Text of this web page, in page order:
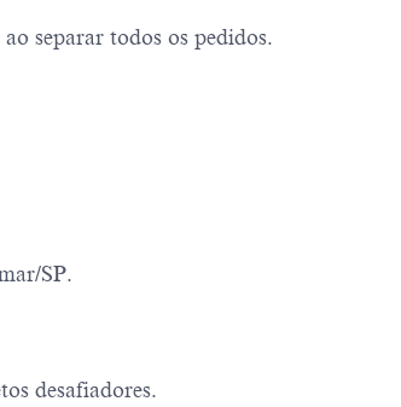
separar todos os pedidos.
SP.
desafiadores.